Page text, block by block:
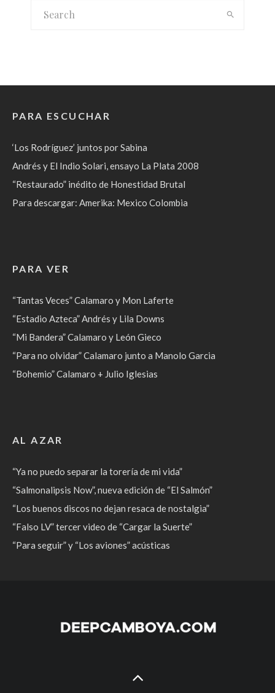
PARA ESCUCHAR
‘Los Rodríguez’ juntos por Sabina
Andrés y El Indio Solari, ensayo La Plata 2008
“Restaurado” inédito de Honestidad Brutal
Para descargar: Amerika: Mexico Colombia
PARA VER
“Tantas Veces” Calamaro y Mon Laferte
“Estadio Azteca” Andrés y Lila Downs
“Mi Bandera” Calamaro y León Gieco
“Para no olvidar” Calamaro junto a Manolo Garcia
“Bohemio” Calamaro + Julio Iglesias
AL AZAR
“Ya no puedo separar la torería de mi vida”
“Salmonalipsis Now”, nueva edición de “El Salmón”
“Los buenos discos no dejan resaca de nostalgia”
“Falso LV” tercer video de “Cargar la Suerte”
“Para seguir” y “Los aviones” acústicas